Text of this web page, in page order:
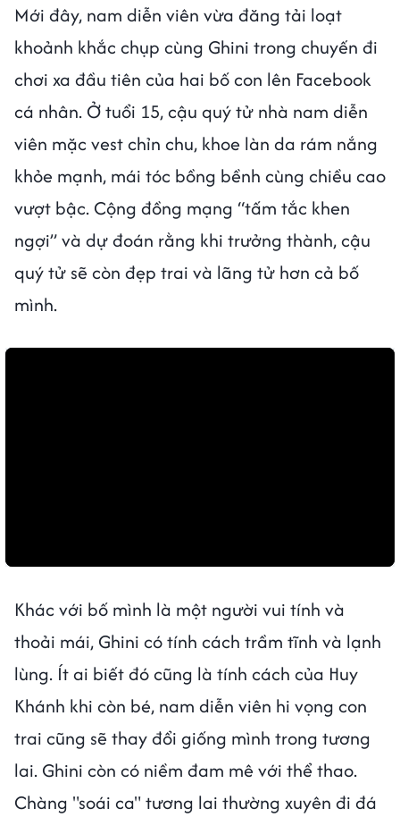
Mới đây, nam diễn viên vừa đăng tải loạt
khoảnh khắc chụp cùng Ghini trong chuyến đi
chơi xa đầu tiên của hai bố con lên Facebook
cá nhân. Ở tuổi 15, cậu quý tử nhà nam diễn
viên mặc vest chỉn chu, khoe làn da rám nắng
khỏe mạnh, mái tóc bồng bềnh cùng chiều cao
vượt bậc. Cộng đồng mạng “tấm tắc khen
ngợi” và dự đoán rằng khi trưởng thành, cậu
quý tử sẽ còn đẹp trai và lãng tử hơn cả bố
mình.
Khác với bố mình là một người vui tính và
thoải mái, Ghini có tính cách trầm tĩnh và lạnh
lùng. Ít ai biết đó cũng là tính cách của Huy
Khánh khi còn bé, nam diễn viên hi vọng con
trai cũng sẽ thay đổi giống mình trong tương
lai. Ghini còn có niềm đam mê với thể thao.
Chàng "soái ca" tương lai thường xuyên đi đá